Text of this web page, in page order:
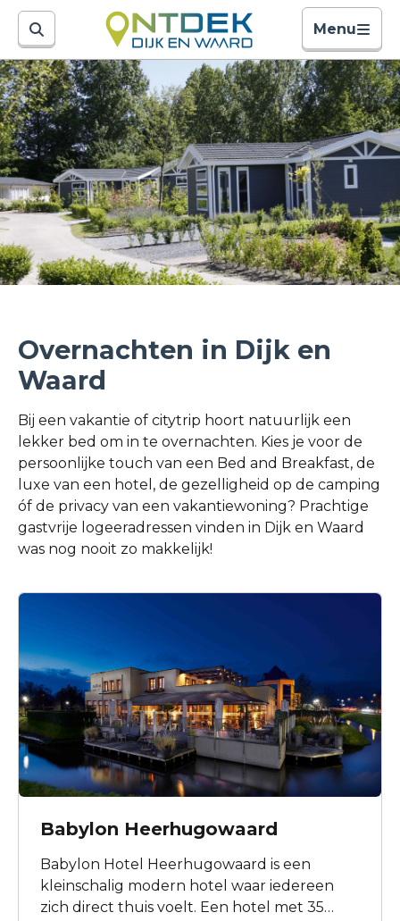
Menu
Overnachten in Dijk en
Waard
Bij een vakantie of citytrip hoort natuurlijk een
lekker bed om in te overnachten. Kies je voor de
persoonlijke touch van een Bed and Breakfast, de
luxe van een hotel, de gezelligheid op de camping
óf de privacy van een vakantiewoning? Prachtige
gastvrije logeeradressen vinden in Dijk en Waard
was nog nooit zo makkelijk!
Babylon Heerhugowaard
Babylon Hotel Heerhugowaard is een
kleinschalig modern hotel waar iedereen
zich direct thuis voelt. Een hotel met 35